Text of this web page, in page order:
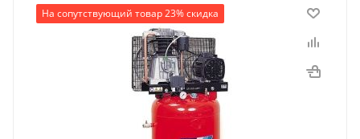
На сопутствующий товар 23% скидка